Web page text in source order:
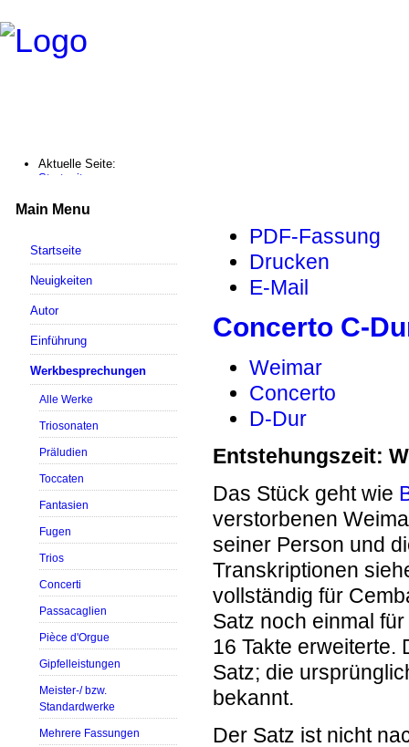
Aktuelle Seite:
Startseite
Concerto C-Dur / BWV 595
Main Menu
Startseite
Neuigkeiten
Autor
Einführung
Werkbesprechungen
Alle Werke
Triosonaten
Präludien
Toccaten
Fantasien
Fugen
Trios
Concerti
Passacaglien
Pièce d'Orgue
Gipfelleistungen
Meister-/ bzw.
Standardwerke
Mehrere Fassungen
PDF-Fassung
Drucken
E-Mail
Concerto C-
Weimar
Concerto
D-Dur
Entstehungszeit:
Das Stück geht wie
verstorbenen
seiner Person und
Transkriptionen
vollständig für
Satz noch einmal
16 Takte erweiterte.
Satz; die
bekannt.
Der Satz ist nicht